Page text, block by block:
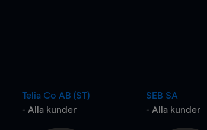
Telia Co AB (ST)
- Alla kunder
SEB SA
- Alla kunder